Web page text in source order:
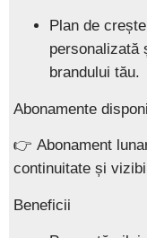
Plan de
personalizată
brandului tău.
Abonamente
👉 Abonament
continuitate și
Beneficii